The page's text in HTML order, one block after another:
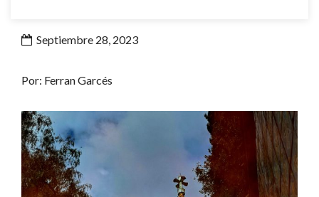
Septiembre 28, 2023
Por: Ferran Garcés